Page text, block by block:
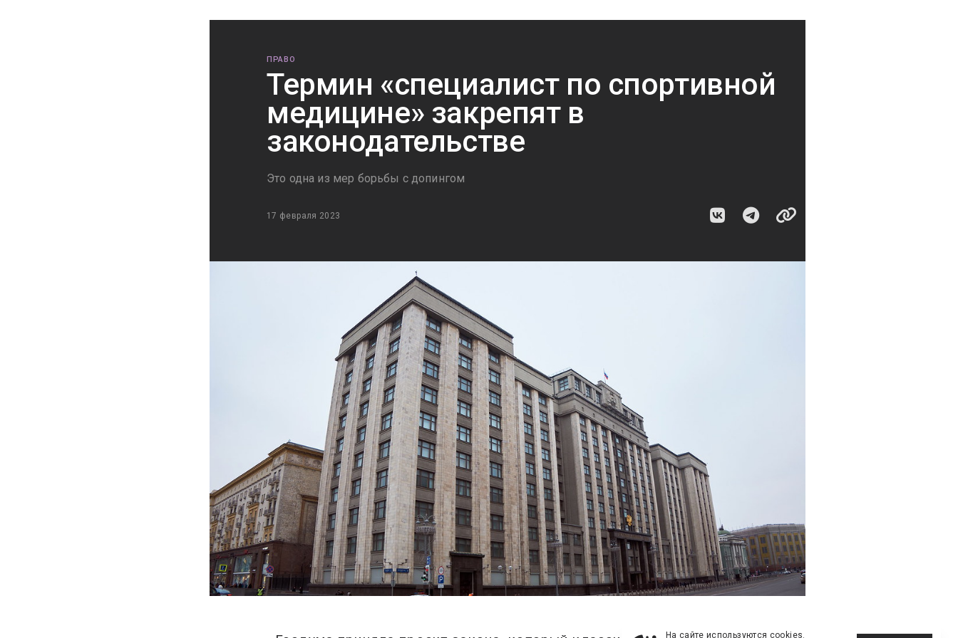
ПРАВО
Термин «специалист по спортивной
медицине» закрепят в
законодательстве
Это одна из мер борьбы с допингом
17 февраля 2023
На сайте используются cookies.